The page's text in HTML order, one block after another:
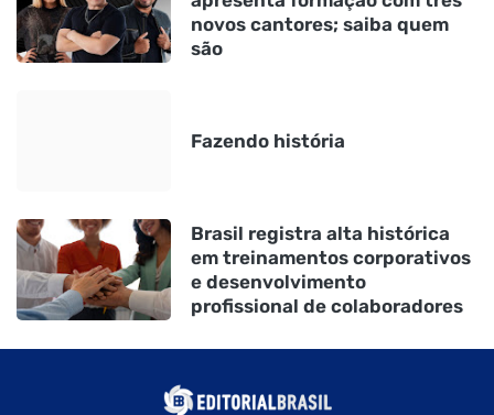
novos cantores; saiba quem
são
Fazendo história
Brasil registra alta histórica
em treinamentos corporativos
e desenvolvimento
profissional de colaboradores